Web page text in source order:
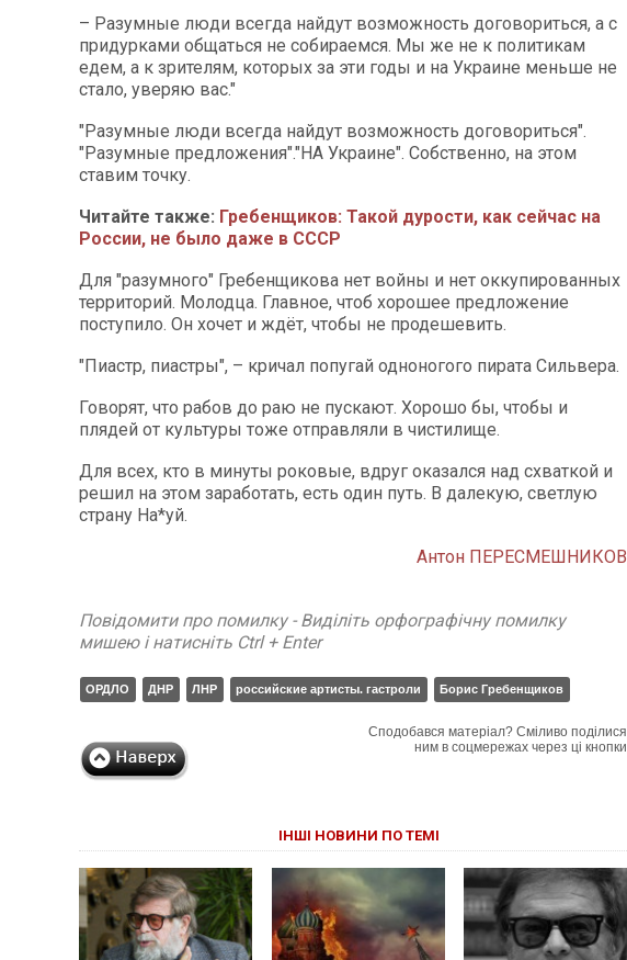
– Разумные люди всегда найдут возможность договориться, а с
придурками общаться не собираемся. Мы же не к политикам
едем, а к зрителям, которых за эти годы и на Украине меньше не
стало, уверяю вас."
"Разумные люди всегда найдут возможность договориться".
"Разумные предложения"."НА Украине". Собственно, на этом
ставим точку.
Читайте также: Гребенщиков: Такой дурости, как сейчас на
России, не было даже в СССР
Для "разумного" Гребенщикова нет войны и нет оккупированных
территорий. Молодца. Главное, чтоб хорошее предложение
поступило. Он хочет и ждёт, чтобы не продешевить.
"Пиастр, пиастры", – кричал попугай одноногого пирата Сильвера.
Говорят, что рабов до раю не пускают. Хорошо бы, чтобы и
плядей от культуры тоже отправляли в чистилище.
Для всех, кто в минуты роковые, вдруг оказался над схваткой и
решил на этом заработать, есть один путь. В далекую, светлую
страну На*уй.
Антон ПЕРЕСМЕШНИКОВ
Повідомити про помилку - Виділіть орфографічну помилку
мишею і натисніть Ctrl + Enter
ОРДЛО ДНР ЛНР российские артисты. гастроли Борис Гребенщиков
Сподобався матеріал? Сміливо поділися
ним в соцмережах через ці кнопки
ІНШІ НОВИНИ ПО ТЕМІ